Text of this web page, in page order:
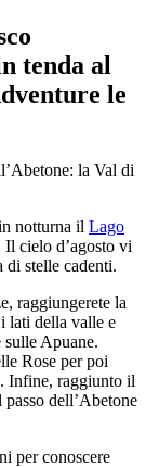
tenda al
le
la Val di
notturna il Lago
Il cielo d’agosto vi
di stelle cadenti.
raggiungerete la
lati della valle e
sulle Apuane.
Rose per poi
Infine, raggiunto il
dell’Abetone
per conoscere